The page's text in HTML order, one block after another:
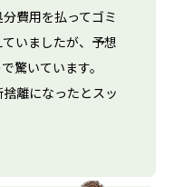
費用を払ってゴミ
いましたが、予想
驚いています。
離になったとスッ